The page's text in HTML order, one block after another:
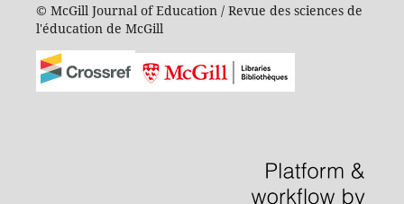
© McGill Journal of Education / Revue des sciences de
l'éducation de McGill